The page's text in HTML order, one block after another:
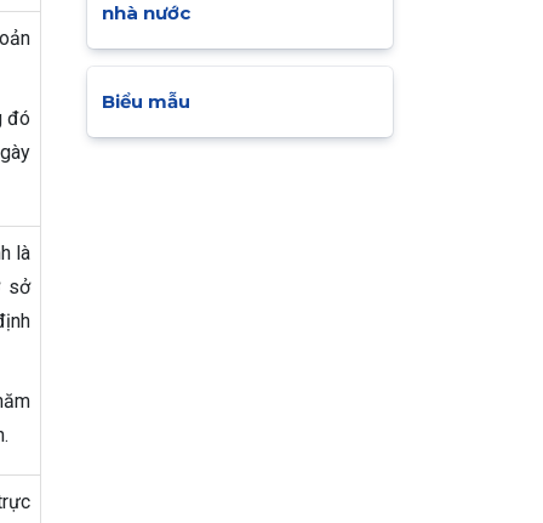
đó
là
sở
nhà nước
Biểu mẫu